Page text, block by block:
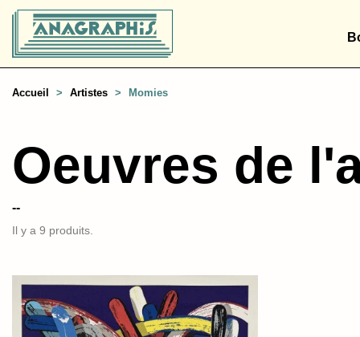
Accueil Artistes Momies
Oeuvres de
--
Il y a 9 produits.